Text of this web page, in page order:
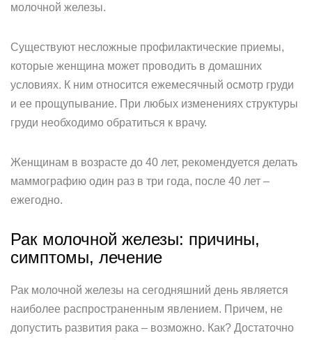
молочной железы.
Существуют несложные профилактические приемы,
которые женщина может проводить в домашних
условиях. К ним относится ежемесячный осмотр груди
и ее прощупывание. При любых изменениях структуры
груди необходимо обратиться к врачу.
Женщинам в возрасте до 40 лет, рекомендуется делать
маммографию один раз в три года, после 40 лет –
ежегодно.
Рак молочной железы: причины,
симптомы, лечение
Рак молочной железы на сегодняшний день является
наиболее распространенным явлением. Причем, не
допустить развития рака – возможно. Как? Достаточно